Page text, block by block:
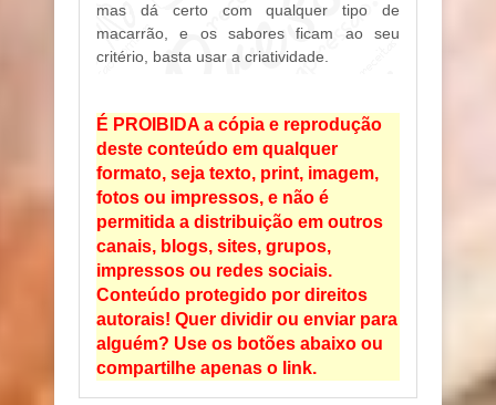
mas dá certo com qualquer tipo de
macarrão, e os sabores ficam ao seu
critério, basta usar a criatividade.
É PROIBIDA a cópia e reprodução
deste conteúdo em qualquer
formato, seja texto, print, imagem,
fotos ou impressos, e não é
permitida a distribuição em outros
canais, blogs, sites, grupos,
impressos ou redes sociais.
Conteúdo protegido por direitos
autorais! Quer dividir ou enviar para
alguém? Use os botões abaixo ou
compartilhe apenas o link.